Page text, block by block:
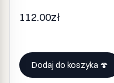
112.00zł
Dodaj do koszyka 🍄